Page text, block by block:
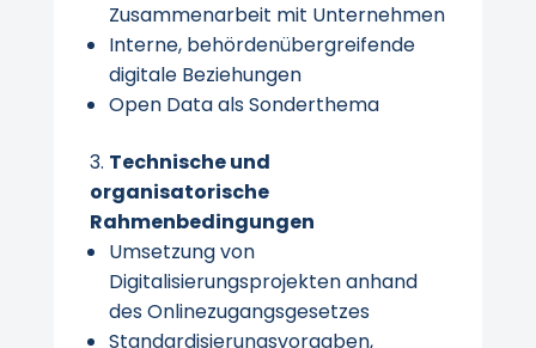
Zusammenarbeit mit Unternehmen
Interne, behördenübergreifende
digitale Beziehungen
Open Data als Sonderthema
Technische und
organisatorische
Rahmenbedingungen
Umsetzung von
Digitalisierungsprojekten anhand
des Onlinezugangsgesetzes
Standardisierungsvorgaben,